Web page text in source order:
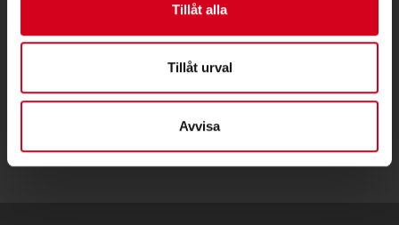
Tillåt alla
Tillåt urval
Avvisa
421 30 Västra Frölunda
PG 1 21 30-1